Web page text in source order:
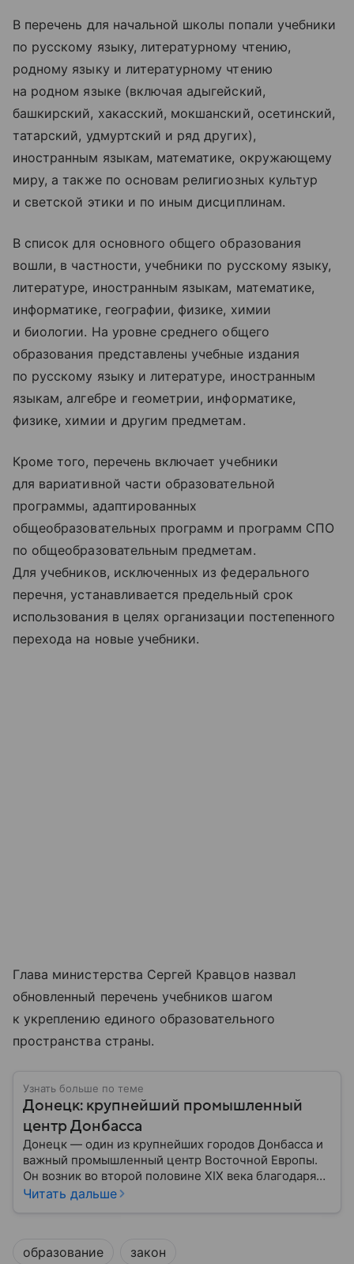
В перечень для начальной школы попали учебники
по русскому языку, литературному чтению,
родному языку и литературному чтению
на родном языке (включая адыгейский,
башкирский, хакасский, мокшанский, осетинский,
татарский, удмуртский и ряд других),
иностранным языкам, математике, окружающему
миру, а также по основам религиозных культур
и светской этики и по иным дисциплинам.
В список для основного общего образования
вошли, в частности, учебники по русскому языку,
литературе, иностранным языкам, математике,
информатике, географии, физике, химии
и биологии. На уровне среднего общего
образования представлены учебные издания
по русскому языку и литературе, иностранным
языкам, алгебре и геометрии, информатике,
физике, химии и другим предметам.
Кроме того, перечень включает учебники
для вариативной части образовательной
программы, адаптированных
общеобразовательных программ и программ СПО
по общеобразовательным предметам.
Для учебников, исключенных из федерального
перечня, устанавливается предельный срок
использования в целях организации постепенного
перехода на новые учебники.
Глава министерства Сергей Кравцов назвал
обновленный перечень учебников шагом
к укреплению единого образовательного
пространства страны.
Узнать больше по теме
Донецк: крупнейший промышленный
центр Донбасса
Донецк — один из крупнейших городов Донбасса и
важный промышленный центр Восточной Европы.
Он возник во второй половине XIX века благодаря
развитию угледобычи и металлургии, а
региона: собрали о нем главное.
Читать дальше
образование закон